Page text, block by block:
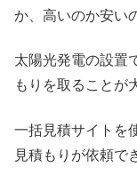
か、高いのか安い
太陽光発電の設置
もりを取ることが
一括見積サイトを
見積もりが依頼で